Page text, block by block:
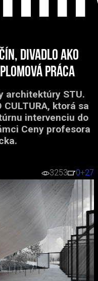
Divadlo ako
práca
architektúry STU.
ktorá sa
intervenciu do
Ceny profesora
3253 0+27